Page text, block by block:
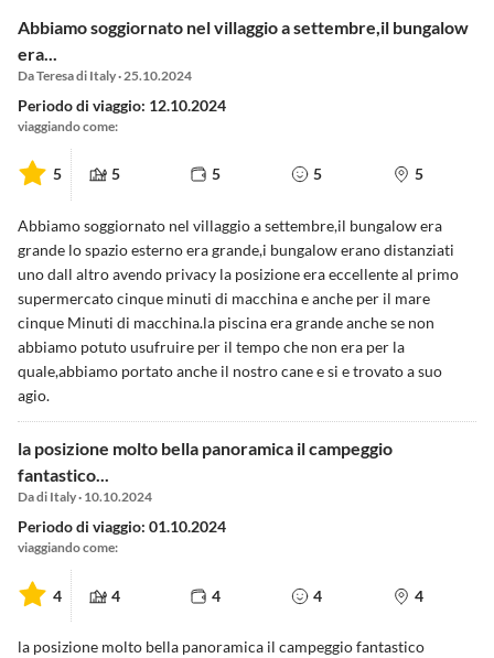
Abbiamo soggiornato nel villaggio a settembre,il bungalow
era...
Da Teresa di Italy · 25.10.2024
Periodo di viaggio: 12.10.2024
viaggiando come:
5 5 5 5 5
Abbiamo soggiornato nel villaggio a settembre,il bungalow era
grande lo spazio esterno era grande,i bungalow erano distanziati
uno dall altro avendo privacy la posizione era eccellente al primo
supermercato cinque minuti di macchina e anche per il mare
cinque Minuti di macchina.la piscina era grande anche se non
abbiamo potuto usufruire per il tempo che non era per la
quale,abbiamo portato anche il nostro cane e si e trovato a suo
agio.
la posizione molto bella panoramica il campeggio
fantastico...
Da di Italy · 10.10.2024
Periodo di viaggio: 01.10.2024
viaggiando come:
4 4 4 4 4
la posizione molto bella panoramica il campeggio fantastico